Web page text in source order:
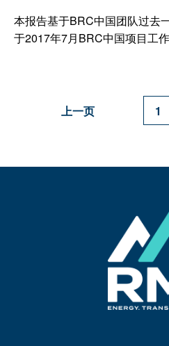
本报告基于BRC中国团队过去
于2017年7月BRC中国项目工
上一页 1